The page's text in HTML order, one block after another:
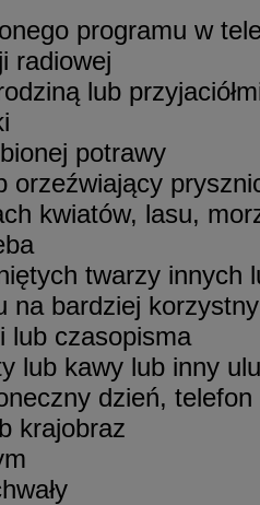
programu w
radiowej
lub
potrawy
orzeźwiający
kwiatów, lasu,
twarzy innych
na bardziej korzystny
lub czasopisma
lub kawy lub inny
dzień,
krajobraz